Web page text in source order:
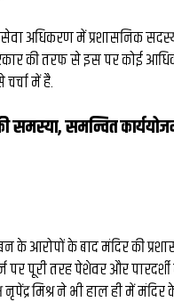
सेवा अधिकरण में प्रशासनिक
की तरफ से इस पर कोई
में है.
समस्‍या, समन्वित
के आरोपों के बाद मंदिर की
पर पूरी तरह पेशेवर और
मिश्र ने भी हाल ही में
के बड़े फूड